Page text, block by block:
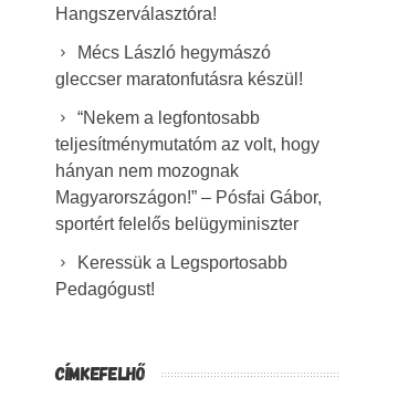
Hangszerválasztóra!
Mécs László hegymászó
gleccser maratonfutásra készül!
“Nekem a legfontosabb
teljesítménymutatóm az volt, hogy
hányan nem mozognak
Magyarországon!” – Pósfai Gábor,
sportért felelős belügyminiszter
Keressük a Legsportosabb
Pedagógust!
CÍMKEFELHŐ